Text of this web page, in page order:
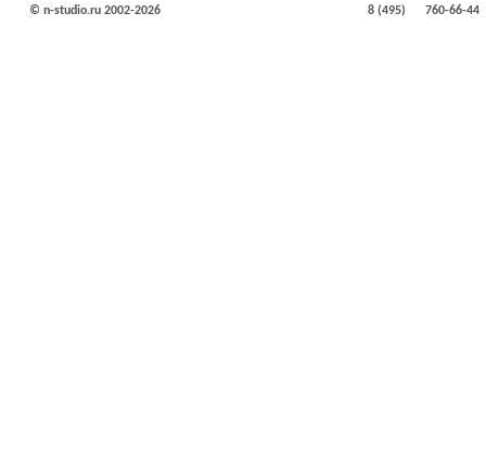
© n-studio.ru 2002-2026 8 (495) 760-66-44